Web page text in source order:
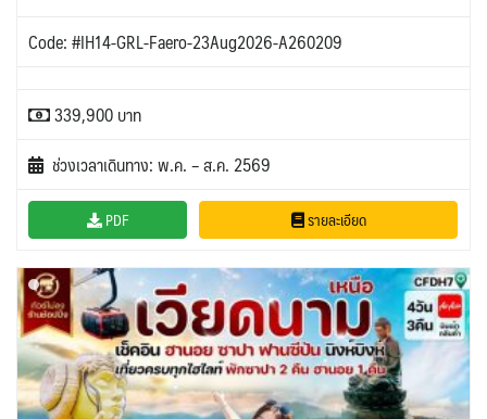
Code: #IH14-GRL-Faero-23Aug2026-A260209
339,900 บาท
ช่วงเวลาเดินทาง: พ.ค. – ส.ค. 2569
PDF รายละเอียด